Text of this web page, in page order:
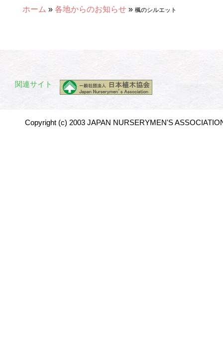
ホーム » 各地からのお知らせ » 楓のシルエット
関連サイト
Copyright (c) 2003 JAPAN NURSERYMEN'S